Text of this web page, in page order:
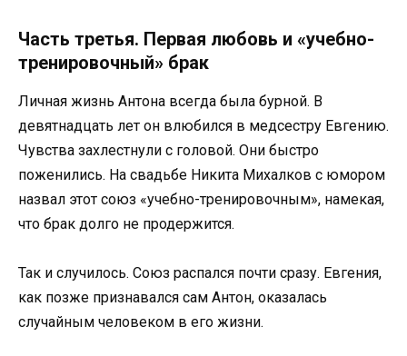
Часть третья. Первая любовь и «учебно-
тренировочный» брак
Личная жизнь Антона всегда была бурной. В
девятнадцать лет он влюбился в медсестру Евгению.
Чувства захлестнули с головой. Они быстро
поженились. На свадьбе Никита Михалков с юмором
назвал этот союз «учебно-тренировочным», намекая,
что брак долго не продержится.
Так и случилось. Союз распался почти сразу. Евгения,
как позже признавался сам Антон, оказалась
случайным человеком в его жизни.